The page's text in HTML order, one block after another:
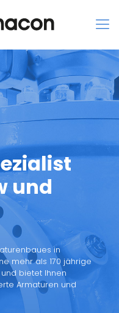
und
in
mehr als 170 jährige
bietet Ihnen
Armaturen und